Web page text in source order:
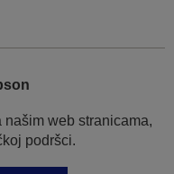
web stranicama,
podršci.